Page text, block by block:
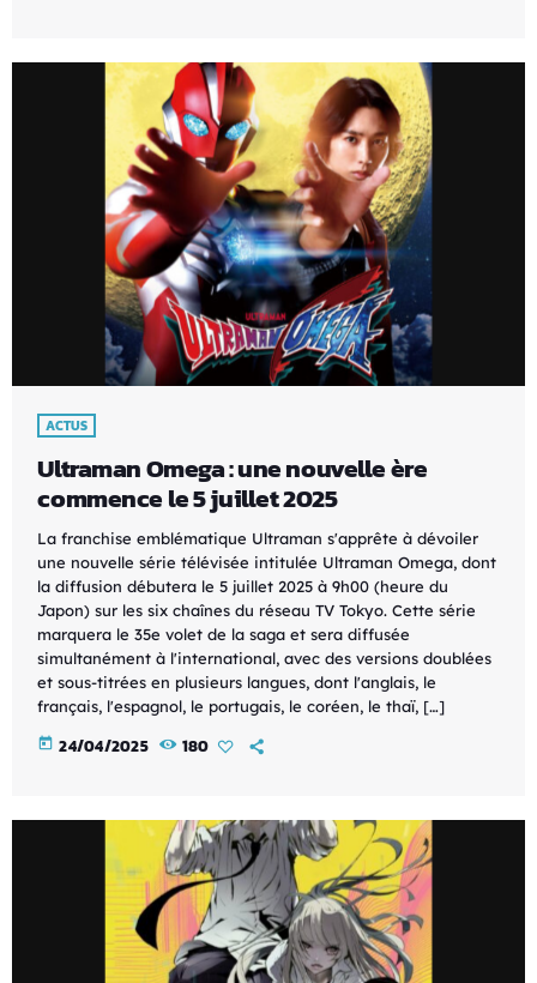
ACTUS
Ultraman Omega : une nouvelle ère
commence le 5 juillet 2025
La franchise emblématique Ultraman s'apprête à dévoiler
une nouvelle série télévisée intitulée Ultraman Omega, dont
la diffusion débutera le 5 juillet 2025 à 9h00 (heure du
Japon) sur les six chaînes du réseau TV Tokyo. Cette série
marquera le 35e volet de la saga et sera diffusée
simultanément à l'international, avec des versions doublées
et sous-titrées en plusieurs langues, dont l'anglais, le
français, l'espagnol, le portugais, le coréen, le thaï, […]
today 24/04/2025 180